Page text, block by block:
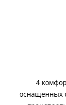
4
оснащенных